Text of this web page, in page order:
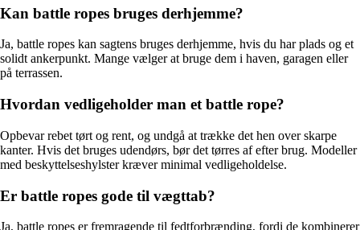
Kan battle ropes bruges derhjemme?
Ja, battle ropes kan sagtens bruges derhjemme, hvis du har plads og et
solidt ankerpunkt. Mange vælger at bruge dem i haven, garagen eller
på terrassen.
Hvordan vedligeholder man et battle rope?
Opbevar rebet tørt og rent, og undgå at trække det hen over skarpe
kanter. Hvis det bruges udendørs, bør det tørres af efter brug. Modeller
med beskyttelseshylster kræver minimal vedligeholdelse.
Er battle ropes gode til vægttab?
Ja, battle ropes er fremragende til fedtforbrænding, fordi de kombinerer